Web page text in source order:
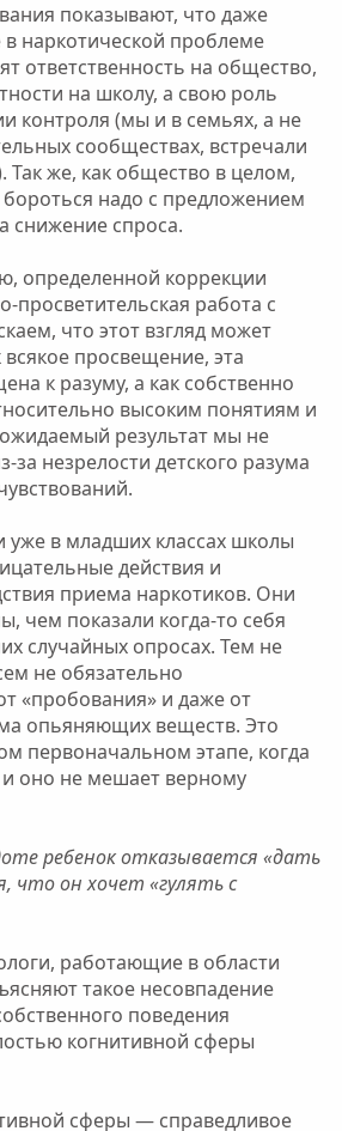
показывают, что даже
наркотической проблеме
ответственность на общество,
на школу, а свою роль
контроля (мы и в семьях, а не
сообществах, встречали
Так же, как общество в целом,
надо с предложением
снижение спроса.
определенной коррекции
просветительская работа с
что этот взгляд может
просвещение, эта
к разуму, а как собственно
высоким понятиям и
результат мы не
за незрелости детского разума
уже в младших классах школы
действия и
приема наркотиков. Они
чем показали когда-то себя
случайных опросах. Тем не
не обязательно
«пробования» и даже от
опьяняющих веществ. Это
первоначальном этапе, когда
оно не мешает верному
ребенок отказывается «дать
что он хочет «гулять с
работающие в области
такое несовпадение
поведения
когнитивной сферы
сферы — справедливое